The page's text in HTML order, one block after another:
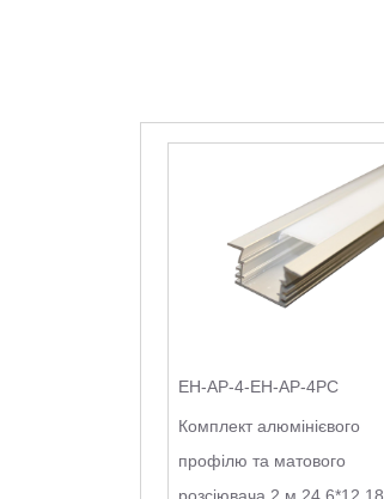
EH-AP-4-EH-AP-4PC
Комплект алюмінієвого
профілю та матового